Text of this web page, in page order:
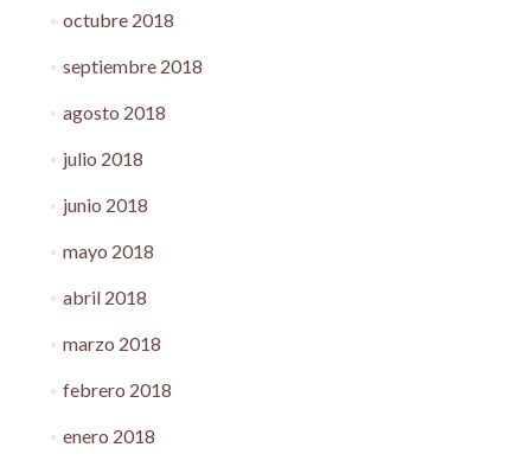
octubre 2018
septiembre 2018
agosto 2018
julio 2018
junio 2018
mayo 2018
abril 2018
marzo 2018
febrero 2018
enero 2018